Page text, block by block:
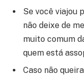
Se você viajou
não deixe de
muito comum
quem está
Caso não